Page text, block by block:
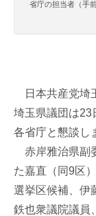
省庁の担当者（手
日本共産党埼
埼玉県議団は23
各省庁と懇談し
赤岸雅治県副
た嘉直（同9区
選挙区候補、伊
鉄也衆議院議員